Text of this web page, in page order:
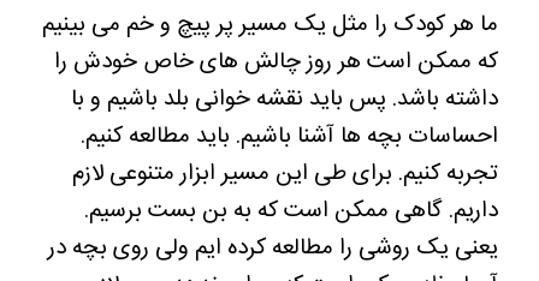
ما هر کودک را مثل یک مسیر پر پیچ و خم می بینیم
که ممکن است هر روز چالش های خاص خودش را
داشته باشد. پس باید نقشه خوانی بلد باشیم و با
احساسات بچه ها آشنا باشیم. باید مطالعه کنیم.
تجربه کنیم. برای طی این مسیر ابزار متنوعی لازم
داریم. گاهی ممکن است که به بن بست برسیم.
یعنی یک روشی را مطالعه کرده ایم ولی روی بچه در